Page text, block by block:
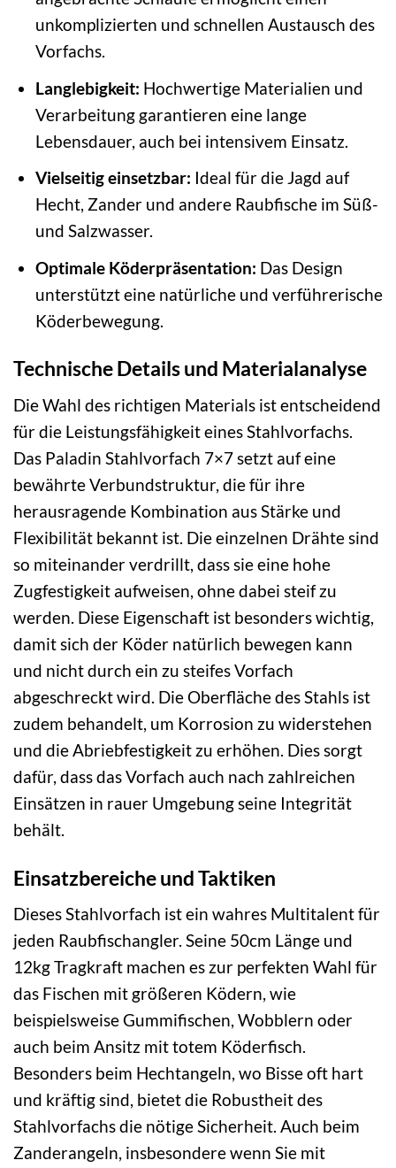
unkomplizierten und schnellen Austausch des
Vorfachs.
Langlebigkeit: Hochwertige Materialien und
Verarbeitung garantieren eine lange
Lebensdauer, auch bei intensivem Einsatz.
Vielseitig einsetzbar: Ideal für die Jagd auf
Hecht, Zander und andere Raubfische im Süß-
und Salzwasser.
Optimale Köderpräsentation: Das Design
unterstützt eine natürliche und verführerische
Köderbewegung.
Technische Details und Materialanalyse
Die Wahl des richtigen Materials ist entscheidend
für die Leistungsfähigkeit eines Stahlvorfachs.
Das Paladin Stahlvorfach 7×7 setzt auf eine
bewährte Verbundstruktur, die für ihre
herausragende Kombination aus Stärke und
Flexibilität bekannt ist. Die einzelnen Drähte sind
so miteinander verdrillt, dass sie eine hohe
Zugfestigkeit aufweisen, ohne dabei steif zu
werden. Diese Eigenschaft ist besonders wichtig,
damit sich der Köder natürlich bewegen kann
und nicht durch ein zu steifes Vorfach
abgeschreckt wird. Die Oberfläche des Stahls ist
zudem behandelt, um Korrosion zu widerstehen
und die Abriebfestigkeit zu erhöhen. Dies sorgt
dafür, dass das Vorfach auch nach zahlreichen
Einsätzen in rauer Umgebung seine Integrität
behält.
Einsatzbereiche und Taktiken
Dieses Stahlvorfach ist ein wahres Multitalent für
jeden Raubfischangler. Seine 50cm Länge und
12kg Tragkraft machen es zur perfekten Wahl für
das Fischen mit größeren Ködern, wie
beispielsweise Gummifischen, Wobblern oder
auch beim Ansitz mit totem Köderfisch.
Besonders beim Hechtangeln, wo Bisse oft hart
und kräftig sind, bietet die Robustheit des
Stahlvorfachs die nötige Sicherheit. Auch beim
Zanderangeln, insbesondere wenn Sie mit